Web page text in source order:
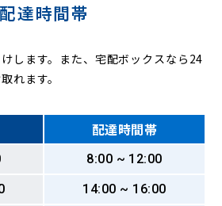
配達時間帯
します。また、宅配ボックスなら24
れます。
配達時間帯
8:00 ~ 12:00
14:00 ~ 16:00